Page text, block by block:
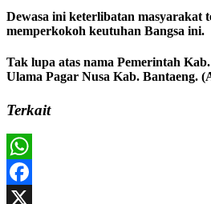
Dewasa ini keterlibatan masyarakat
memperkokoh keutuhan Bangsa ini.
Tak lupa atas nama Pemerintah
Ulama Pagar Nusa Kab. Bantaeng.
Terkait
WhatsApp
Facebook